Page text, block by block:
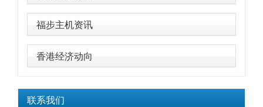
福步主机资讯
香港经济动向
联系我们